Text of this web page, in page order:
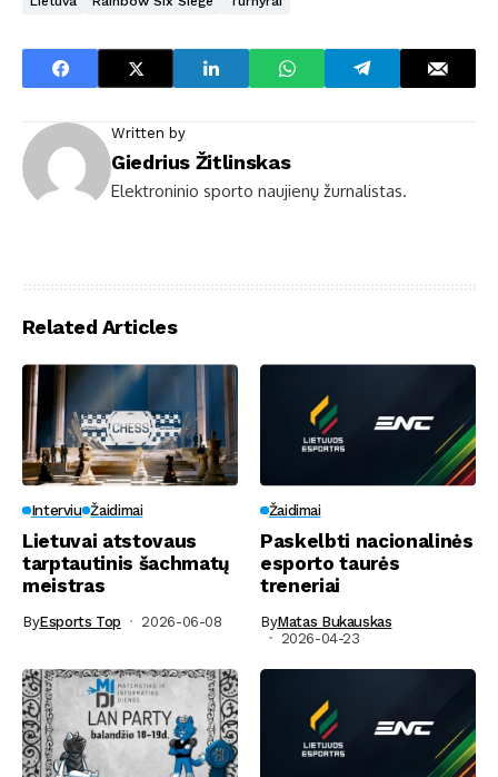
Written by
Giedrius Žitlinskas
Elektroninio sporto naujienų žurnalistas.
Related Articles
Interviu Žaidimai
Lietuvai atstovaus
tarptautinis šachmatų
meistras
ByEsports Top 2026-06-08
Žaidimai
Paskelbti nacionalinės
esporto taurės
treneriai
ByMatas Bukauskas
2026-04-23